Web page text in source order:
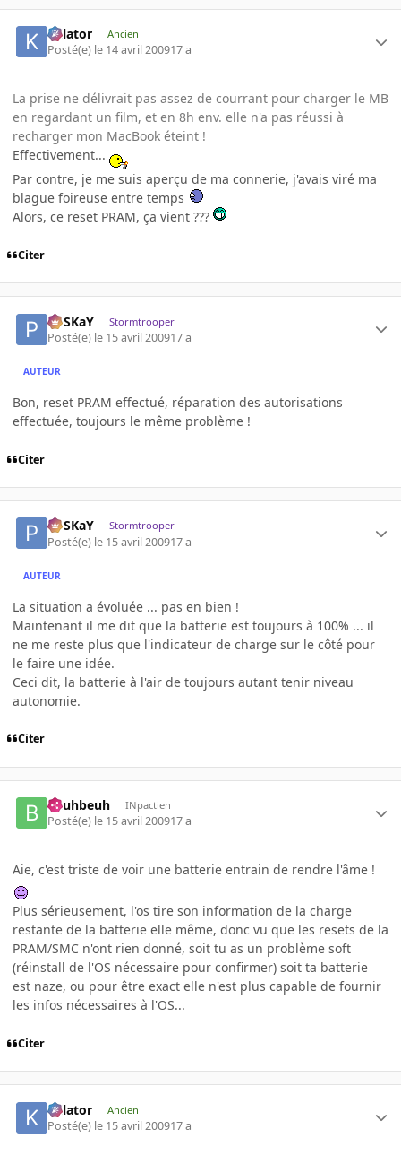
Killator Ancien
Posté(e) le 14 avril 200917 a
La prise ne délivrait pas assez de courrant pour charger le MB
en regardant un film, et en 8h env. elle n'a pas réussi à
recharger mon MacBook éteint !
Effectivement...
Par contre, je me suis aperçu de ma connerie, j'avais viré ma
blague foireuse entre temps
Alors, ce reset PRAM, ça vient ???
Citer
PoSKaY Stormtrooper
Posté(e) le 15 avril 200917 a
AUTEUR
Bon, reset PRAM effectué, réparation des autorisations
effectuée, toujours le même problème !
Citer
PoSKaY Stormtrooper
Posté(e) le 15 avril 200917 a
AUTEUR
La situation a évoluée ... pas en bien !
Maintenant il me dit que la batterie est toujours à 100% ... il
ne me reste plus que l'indicateur de charge sur le côté pour
le faire une idée.
Ceci dit, la batterie à l'air de toujours autant tenir niveau
autonomie.
Citer
beuhbeuh INpactien
Posté(e) le 15 avril 200917 a
Aie, c'est triste de voir une batterie entrain de rendre l'âme !
Plus sérieusement, l'os tire son information de la charge
restante de la batterie elle même, donc vu que les resets de la
PRAM/SMC n'ont rien donné, soit tu as un problème soft
(réinstall de l'OS nécessaire pour confirmer) soit ta batterie
est naze, ou pour être exact elle n'est plus capable de fournir
les infos nécessaires à l'OS...
Citer
Killator Ancien
Posté(e) le 15 avril 200917 a